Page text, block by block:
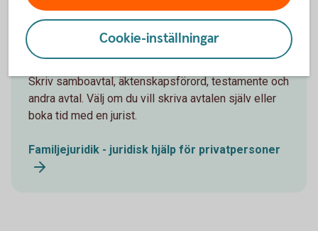
Vill du ha hjälp med juridiken?
Skriv samboavtal, äktenskapsförord, testamente och
andra avtal. Välj om du vill skriva avtalen själv eller
boka tid med en jurist.
Familjejuridik - juridisk hjälp för privatpersoner
Cookie-inställningar